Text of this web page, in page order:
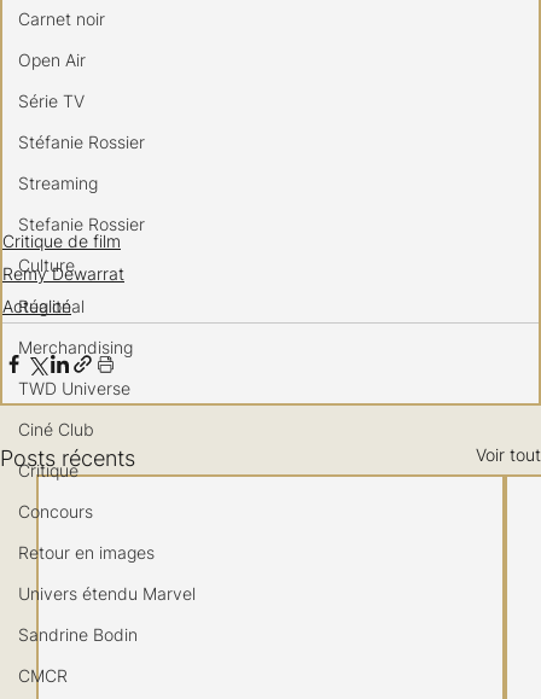
Carnet noir
Open Air
Série TV
Stéfanie Rossier
Streaming
Stefanie Rossier
Culture
Régional
Merchandising
TWD Universe
Ciné Club
Critique
Concours
Retour en images
Univers étendu Marvel
Sandrine Bodin
CMCR
Critique de film
Remy Dewarrat
Actualité
Posts récents Voir tout